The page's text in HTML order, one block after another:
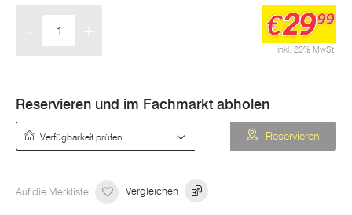
inkl. 20% MwSt.
€2999
Reservieren und im Fachmarkt abholen
Reservieren
Auf die Merkliste Vergleichen